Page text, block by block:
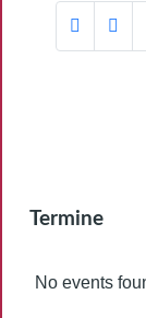
Termine
No events